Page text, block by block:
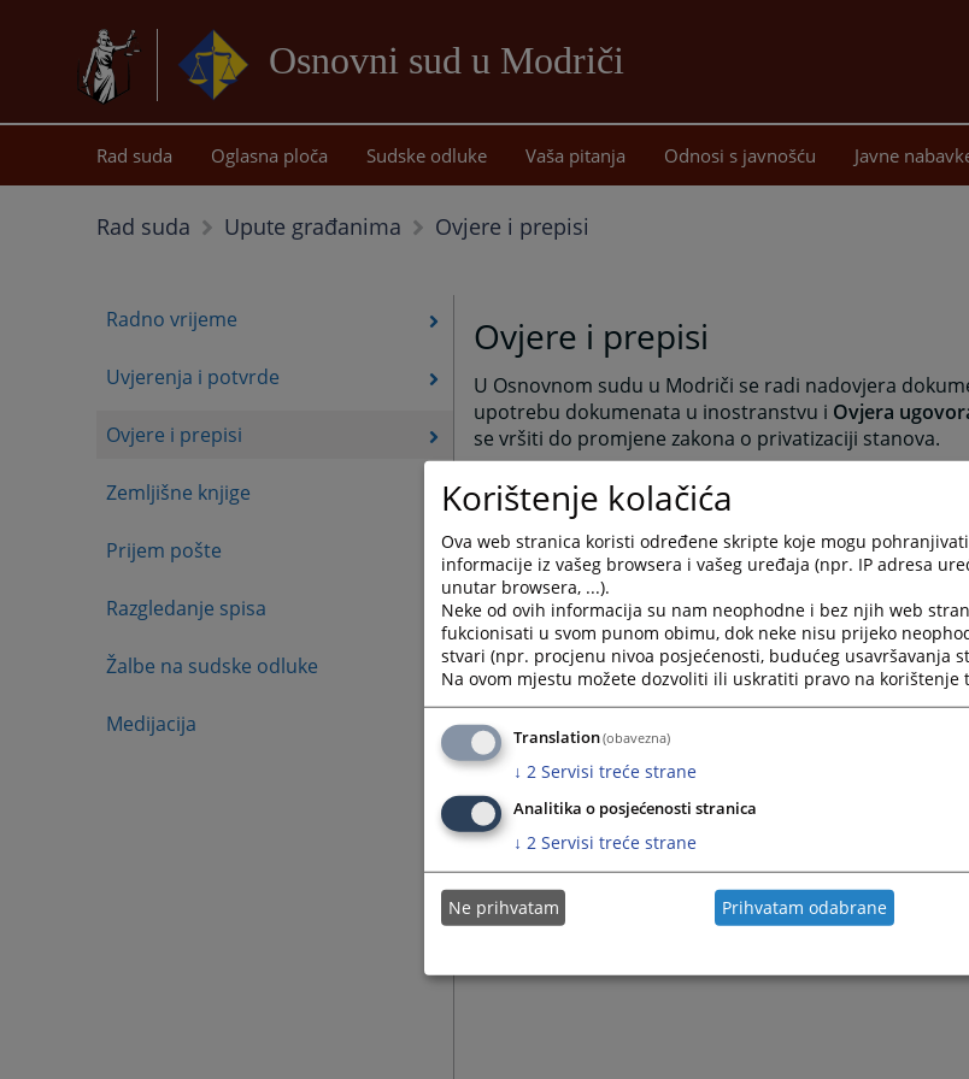
Osnovni sud u Modriči
sadržaj
Rad suda Oglasna ploča Sudske odluke Vaša pitanja Odnosi s javnošću Javne
Rad suda Upute građanima Ovjere i prepisi
Radno vrijeme
Uvjerenja i potvrde
Ovjere i prepisi
Zemljišne knjige
Prijem pošte
Razgledanje spisa
Žalbe na sudske odluke
Medijacija
Ovjere i prepisi
U Osnovnom sudu u Modriči se radi nadovjera
upotrebu dokumenata u inostranstvu i Ovjera
se vršiti do promjene zakona o privatizaciji stanova.
Cijena ovjere Ugovora o otkupu stana je 105,00 KM.
Korištenje kolačića
Ova web stranica koristi određene skripte koje mogu
informacije iz vašeg browsera i vašeg uređaja (npr. IP adresa
unutar browsera, ...).
Neke od ovih informacija su nam neophodne i bez njih web
fukcionisati u svom punom obimu, dok neke nisu prijeko
stvari (npr. procjenu nivoa posjećenosti, budućeg usavršavanja
Na ovom mjestu možete dozvoliti ili uskratiti pravo na korištenje
Translation(obavezna)
↓ 2 Servisi treće strane
Analitika o posjećenosti stranica
↓ 2 Servisi treće strane
Ne prihvatam Prihvatam odabrane